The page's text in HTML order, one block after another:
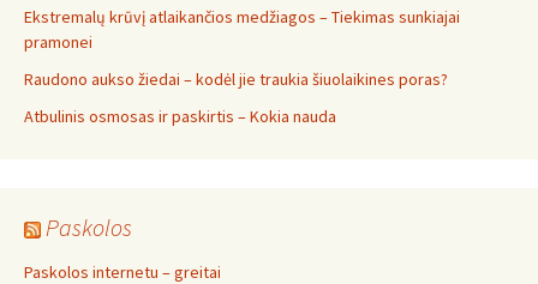
Ekstremalų krūvį atlaikančios medžiagos – Tiekimas sunkiajai
pramonei
Raudono aukso žiedai – kodėl jie traukia šiuolaikines poras?
Atbulinis osmosas ir paskirtis – Kokia nauda
Paskolos
Paskolos internetu – greitai